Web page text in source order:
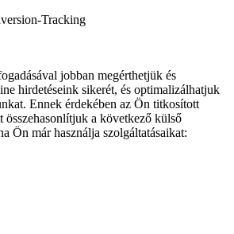
Tracking
jobban megérthetjük és
hirdetéseink sikerét, és optimalizálhatjuk
Ennek érdekében az Ön titkosított
összehasonlítjuk a következő külső
Ön már használja szolgáltatásaikat: